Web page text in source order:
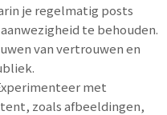
je regelmatig posts
te behouden.
van vertrouwen en
met
zoals afbeeldingen,